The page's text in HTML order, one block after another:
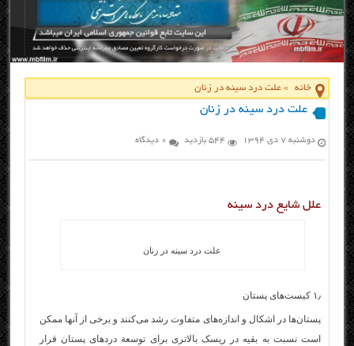
خانه »علت درد سینه در زنان
علت درد سینه در زنان
دوشنبه ۷ دی ۱۳۹۴ 544 بازدید 0 دیدگاه
علل شایع درد سینه
علت درد سینه در زنان
۱٫ کیست‌های پستان
پستان‌ها در اشکال و اندازه‌های متفاوت رشد می‌کنند و برخی از آنها ممکن
است نسبت به بقیه در ریسک بالاتری برای توسعة دردهای پستان قرار